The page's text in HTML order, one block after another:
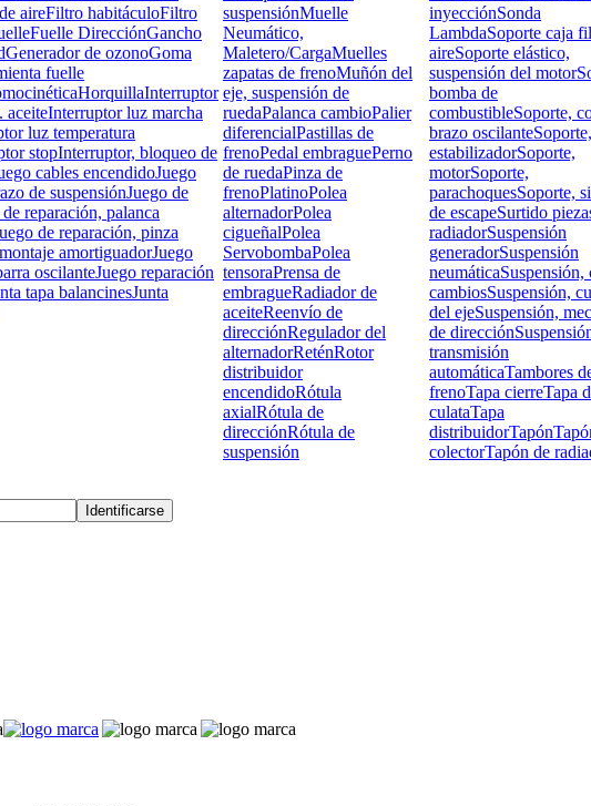
aireFiltro habitáculoFiltro
Fuelle DirecciónGancho
Generador de ozonoGoma
fuelle
HorquillaInterruptor
aceiteInterruptor luz marcha
luz temperatura
stopInterruptor, bloqueo de
cables encendidoJuego
de suspensiónJuego de
reparación, palanca
de reparación, pinza
amortiguadorJuego
oscilanteJuego reparación
tapa balancinesJunta
suspensiónMuelle
Neumático,
Maletero/CargaMuelles
zapatas de frenoMuñón del
eje, suspensión de
ruedaPalanca cambioPalier
diferencialPastillas de
frenoPedal embraguePerno
de ruedaPinza de
frenoPlatinoPolea
alternadorPolea
cigueñalPolea
ServobombaPolea
tensoraPrensa de
embragueRadiador de
aceiteReenvío de
direcciónRegulador del
alternadorReténRotor
distribuidor
encendidoRótula
axialRótula de
direcciónRótula de
suspensión
inyecciónSonda
LambdaSoporte caja
aireSoporte elástico,
suspensión del motor
bomba de
combustibleSoporte,
brazo oscilanteSoporte,
estabilizadorSoporte,
motorSoporte,
parachoquesSoporte,
de escapeSurtido
radiadorSuspensión
generadorSuspensión
neumáticaSuspensión,
cambiosSuspensión,
del ejeSuspensión,
de dirección
transmisión
automáticaTambores
frenoTapa cierreTapa
culataTapa
distribuidorTapón
colectorTapón de